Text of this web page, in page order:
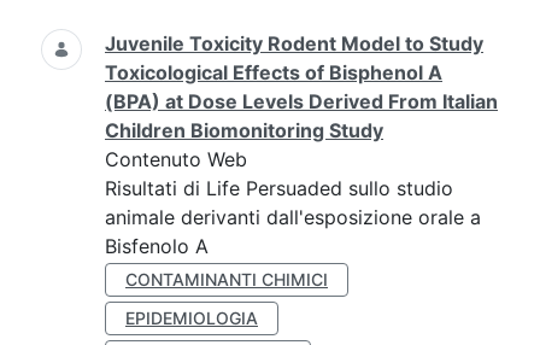
Juvenile Toxicity Rodent Model to Study
Toxicological Effects of Bisphenol A
(BPA) at Dose Levels Derived From Italian
Children Biomonitoring Study
Contenuto Web
Risultati di Life Persuaded sullo studio
animale derivanti dall'esposizione orale a
Bisfenolo A
CONTAMINANTI CHIMICI
EPIDEMIOLOGIA